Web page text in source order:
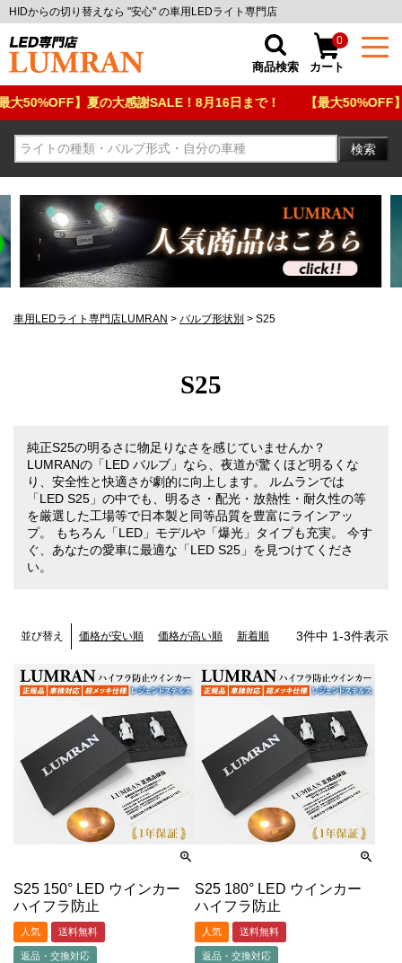
HIDからの切り替えなら "安心" の車用LEDライト専門店
商品検索 カート
0
】夏の大感謝SALE！8月16日まで！ 【最大50%OFF】夏の大
検索
車用LEDライト専門店LUMRAN バルブ形状別 S25
S25
純正S25の明るさに物足りなさを感じていませんか？
LUMRANの「LED バルブ」なら、夜道が驚くほど明るくな
り、安全性と快適さが劇的に向上します。 ルムランでは
「LED S25」の中でも、明るさ・配光・放熱性・耐久性の等
を厳選した工場等で日本製と同等品質を豊富にラインアッ
プ。 もちろん「LED」モデルや「爆光」タイプも充実。 今す
ぐ、あなたの愛車に最適な「LED S25」を見つけてくださ
い。
並び替え 価格が安い順 価格が高い順 新着順 3件中 1-3件表示
S25 150° LED ウインカー
ハイフラ防止
人気 送料無料
返品・交換対応
S25 180° LED ウインカー
ハイフラ防止
人気 送料無料
返品・交換対応